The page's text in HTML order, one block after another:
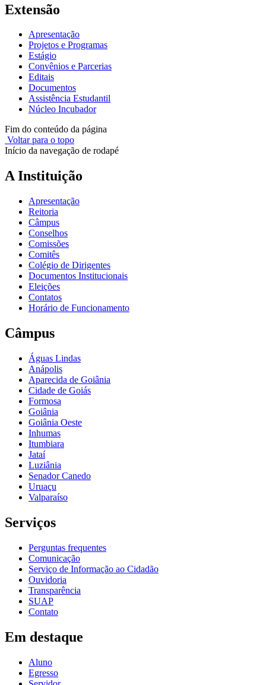
Extensão
Apresentação
Projetos e Programas
Estágio
Convênios e Parcerias
Editais
Documentos
Assistência Estudantil
Núcleo Incubador
Fim do conteúdo da página
Voltar para o topo
Início da navegação de rodapé
A Instituição
Apresentação
Reitoria
Câmpus
Conselhos
Comissões
Comitês
Colégio de Dirigentes
Documentos Institucionais
Eleições
Contatos
Horário de Funcionamento
Câmpus
Águas Lindas
Anápolis
Aparecida de Goiânia
Cidade de Goiás
Formosa
Goiânia
Goiânia Oeste
Inhumas
Itumbiara
Jataí
Luziânia
Senador Canedo
Uruaçu
Valparaíso
Serviços
Perguntas frequentes
Comunicação
Serviço de Informação ao Cidadão
Ouvidoria
Transparência
SUAP
Contato
Em destaque
Aluno
Egresso